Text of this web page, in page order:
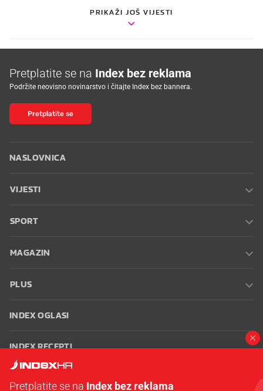
PRIKAŽI JOŠ VIJESTI
Pretplatite se na Index bez reklama
Podržite neovisno novinarstvo i čitajte Index bez bannera.
Pretplatite se
NASLOVNICA
VIJESTI
SPORT
MAGAZIN
PLUS
INDEX OGLASI
INDEX RECEPTI
Pretplatite se na Index bez reklama